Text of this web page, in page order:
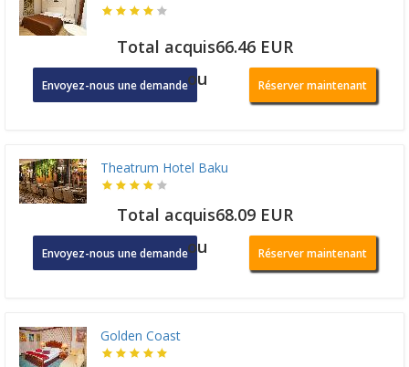
Total acquis66.46 EUR
Envoyez-nous une demandeou Réserver maintenant
Theatrum Hotel Baku
Total acquis68.09 EUR
Envoyez-nous une demandeou Réserver maintenant
Golden Coast